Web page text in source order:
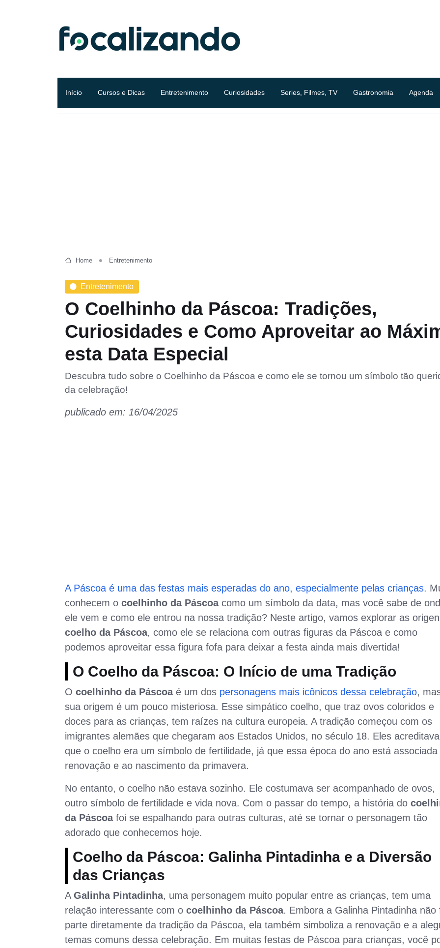
Início Cursos e Dicas Entretenimento Curiosidades Series, Filmes, TV Gastronomia Agenda
Home Entretenimento
Entretenimento
O Coelhinho da Páscoa: Tradições,
Curiosidades e Como Aproveitar ao
esta Data Especial
Descubra tudo sobre o Coelhinho da Páscoa e como ele se tornou um símbolo tão
da celebração!
publicado em: 16/04/2025
A Páscoa é uma das festas mais esperadas do ano, especialmente pelas crianças.
conhecem o coelhinho da Páscoacomo um símbolo da data, mas você sabe de
ele vem e como ele entrou na nossa tradição? Neste artigo, vamos explorar as
coelho da Páscoa, como ele se relaciona com outras figuras da Páscoa e como
podemos aproveitar essa figura fofa para deixar a festa ainda mais divertida!
O Coelho da Páscoa: O Início de uma Tradição
O coelhinho da Páscoaé um dos personagens mais icônicos dessa celebração,
sua origem é um pouco misteriosa. Esse simpático coelho, que traz ovos coloridos e
doces para as crianças, tem raízes na cultura europeia. A tradição começou com os
imigrantes alemães que chegaram aos Estados Unidos, no século 18. Eles
que o coelho era um símbolo de fertilidade, já que essa época do ano está associada
renovação e ao nascimento da primavera.
No entanto, o coelho não estava sozinho. Ele costumava ser acompanhado de ovos,
outro símbolo de fertilidade e vida nova. Com o passar do tempo, a história do
da Páscoafoi se espalhando para outras culturas, até se tornar o personagem tão
adorado que conhecemos hoje.
Coelho da Páscoa: Galinha Pintadinha e a Diversão
das Crianças
A Galinha Pintadinha, uma personagem muito popular entre as crianças, tem uma
relação interessante com o coelhinho da Páscoa. Embora a Galinha Pintadinha não
parte diretamente da tradição da Páscoa, ela também simboliza a renovação e a
temas comuns dessa celebração. Em muitas festas de Páscoa para crianças, você